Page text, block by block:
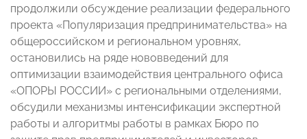
продолжили обсуждение реализации федерального
проекта «Популяризация предпринимательства» на
общероссийском и региональном уровнях,
остановились на ряде нововведений для
оптимизации взаимодействия центрального офиса
«ОПОРЫ РОССИИ» с региональными отделениями,
обсудили механизмы интенсификации экспертной
работы и алгоритмы работы в рамках Бюро по